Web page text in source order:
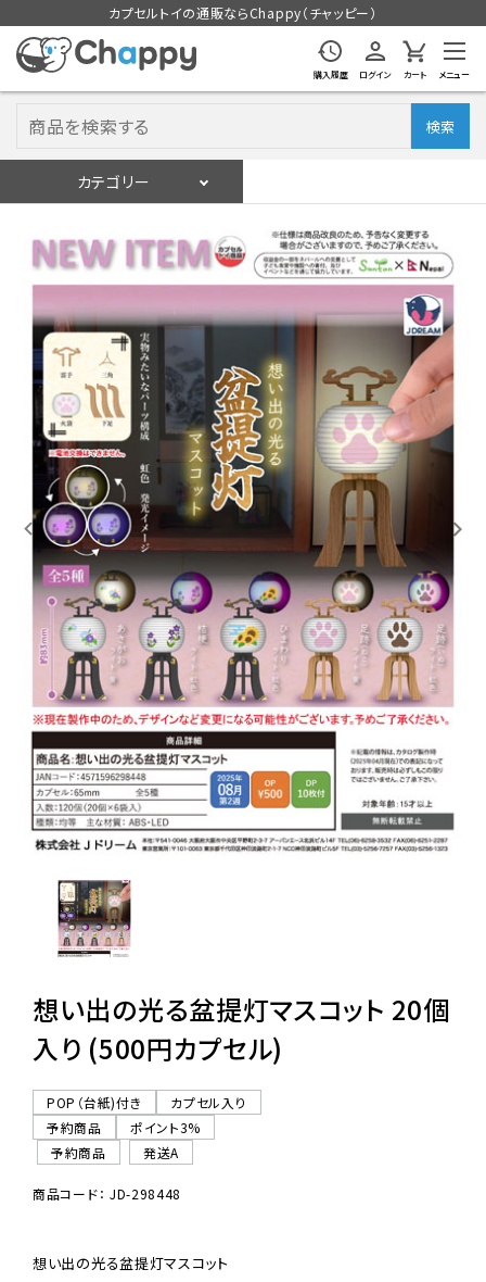
カプセルトイの通販ならChappy（チャッピー）
購入履歴 ログイン カート メニュー
検索
カテゴリー
ログイン 会員登録
入荷スケジュールをチェック
カプセルトイマシン本体
カプセルトイ
販促用空カプセル
レンタル
景品・玩具・文具
販促用カプセルトイ
よくあるご質問
ご利用ガイド
06-6282-7659
想い出の光る盆提灯マスコット 20個
入り (500円カプセル)
POP（台紙)付き
カプセル入り
予約商品
ポイント3%
予約商品
発送A
商品コード： JD-298448
想い出の光る盆提灯マスコット